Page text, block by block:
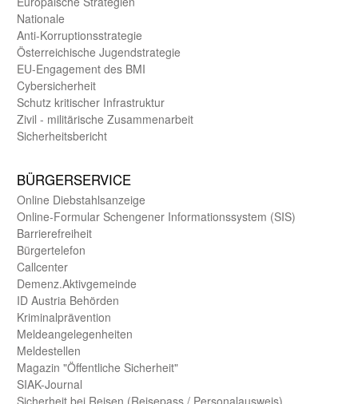
Nationale
Anti-Korruptions­strategie
Öster­reichische Jugend­strategie
EU-Engagement des BMI
Cybersicherheit
Schutz kritischer Infra­struktur
Zivil - militärische Zusammen­arbeit
Sicherheits­bericht
BÜRGER­SERVICE
Online Diebstahls­anzeige
Online-Formular Schengener Informationssystem (SIS)
Barriere­freiheit
Bürger­telefon
Call­center
Demenz.Aktiv­gemeinde
ID Austria Behörden
Kriminal­prävention
Melde­an­ge­le­gen­heiten
Meld­estellen
Magazin "Öffentliche Sicherheit"
SIAK-Journal